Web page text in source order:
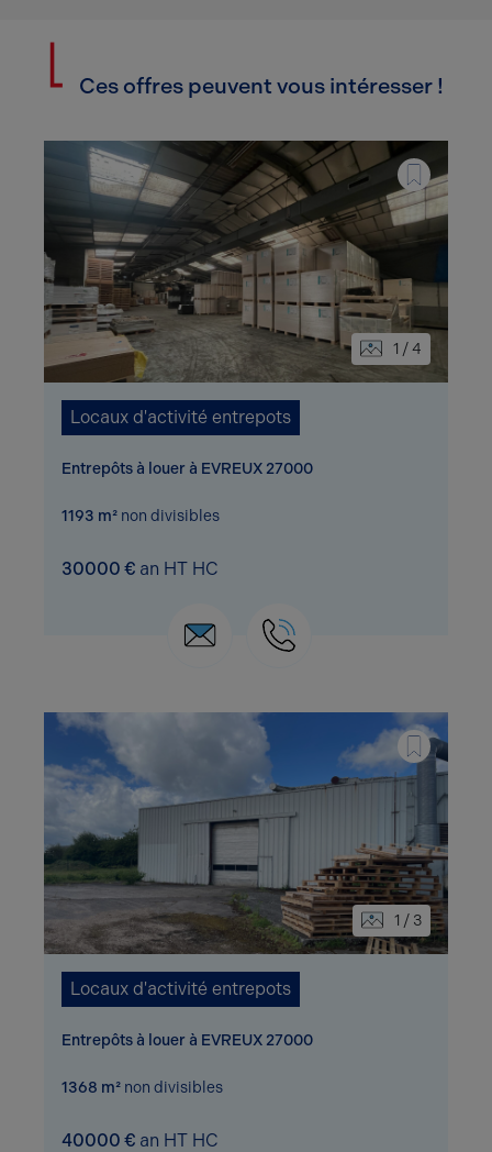
Ces offres peuvent vous intéresser !
1 / 4
Locaux d'activité entrepots
Entrepôts à louer à EVREUX 27000
1193 m² non divisibles
30000 € an HT HC
1 / 3
Locaux d'activité entrepots
Entrepôts à louer à EVREUX 27000
1368 m² non divisibles
40000 € an HT HC